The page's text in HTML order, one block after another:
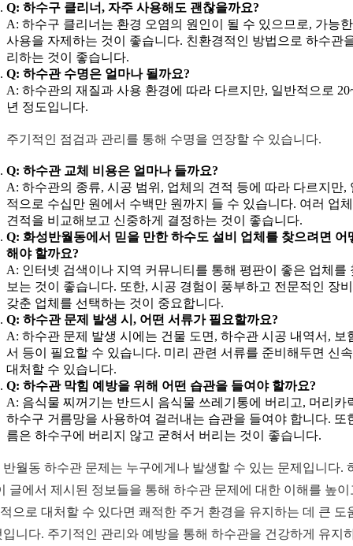
Q: 하수구 클리너, 자주 사용해도 괜찮을까요?
A: 하수구 클리너는 환경 오염의 원인이 될 수 있으므로, 가능
사용을 자제하는 것이 좋습니다. 친환경적인 방법으로 하수관
리하는 것이 좋습니다.
Q: 하수관 수명은 얼마나 될까요?
A: 하수관의 재질과 사용 환경에 따라 다르지만, 일반적으로
년 정도입니다.
주기적인 점검과 관리를 통해 수명을 연장할 수 있습니다.
Q: 하수관 교체 비용은 얼마나 들까요?
A: 하수관의 종류, 시공 범위, 업체의 견적 등에 따라 다르지만,
적으로 수십만 원에서 수백만 원까지 들 수 있습니다. 여러 업
견적을 비교해보고 신중하게 결정하는 것이 좋습니다.
Q: 화성반월동에서 믿을 만한 하수도 설비 업체를 찾으려면 어
해야 할까요?
A: 인터넷 검색이나 지역 커뮤니티를 통해 평판이 좋은 업체를
보는 것이 좋습니다. 또한, 시공 경험이 풍부하고 전문적인 장
갖춘 업체를 선택하는 것이 중요합니다.
Q: 하수관 문제 발생 시, 어떤 서류가 필요할까요?
A: 하수관 문제 발생 시에는 건물 도면, 하수관 시공 내역서, 보
서 등이 필요할 수 있습니다. 미리 관련 서류를 준비해두면 신
대처할 수 있습니다.
Q: 하수관 막힘 예방을 위해 어떤 습관을 들여야 할까요?
A: 음식물 찌꺼기는 반드시 음식물 쓰레기통에 버리고, 머리카
하수구 거름망을 사용하여 걸러내는 습관을 들여야 합니다. 또
름은 하수구에 버리지 않고 굳혀서 버리는 것이 좋습니다.
반월동 하수관 문제는 누구에게나 발생할 수 있는 문제입니다.
글에서 제시된 정보들을 통해 하수관 문제에 대한 이해를 높이
으로 대처할 수 있다면 쾌적한 주거 환경을 유지하는 데 큰 도
입니다. 주기적인 관리와 예방을 통해 하수관을 건강하게 유지